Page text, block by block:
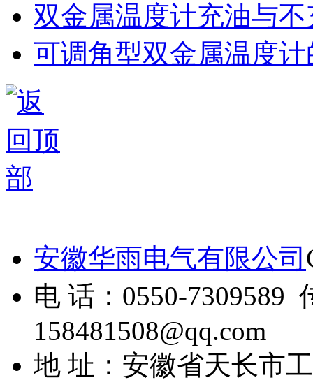
双金属温度计充油与
可调角型双金属温度
安徽华雨电气有限公司
电 话：0550-7309589
158481508@qq.com
地 址：安徽省天长市